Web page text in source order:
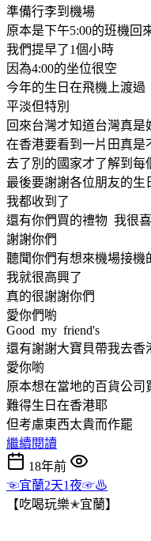
準備行李到機場
原本是下午5:00的班機回
我們提早了1個小時
因為4:00的坐位很空
今年的生日在飛機上渡過
平淡但特別
回來台灣才知道台灣真是
在香港要看到一片田真是
去了別的國家才了解到每
最後要謝謝各位朋友的生
我都收到了
還有你們買的禮物 我很
謝謝你們
聽聞你們有想來機場接機
我就很高興了
真的很謝謝你們
愛你們喲
Good my friend's
還有謝謝大寶貝帶我去香
愛你喲
原本想在當地的百貨公司
難得生日在香港耶
但考慮東西太貴而作罷
繼續閱讀
18年前
☜宜蘭2天1夜☞♨
【吃喝玩樂✭宜蘭】